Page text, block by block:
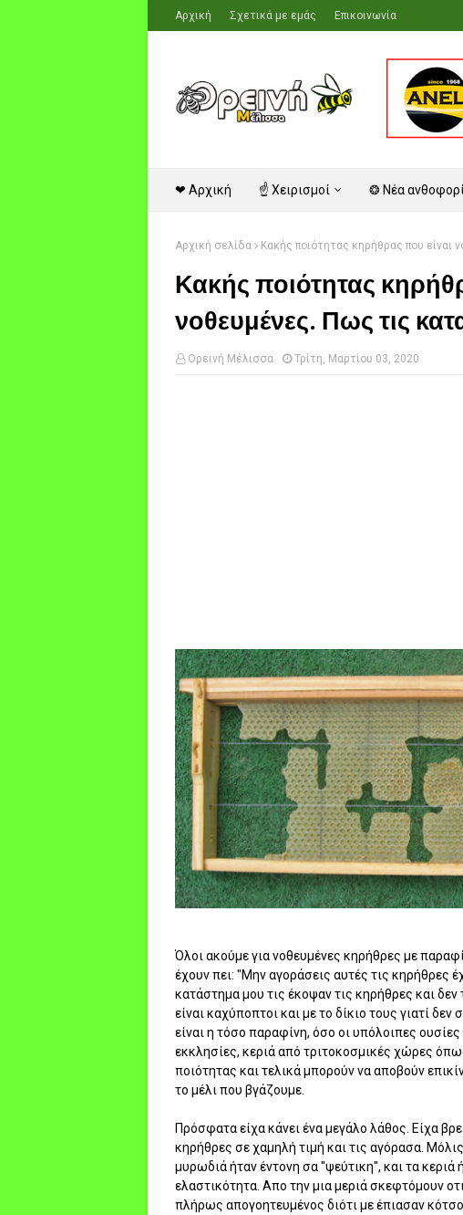
Αρχική Σχετικά με εμάς Επικοινωνία
❤ Αρχική ☝ Χειρισμοί ❂ Νέα
Αρχική σελίδα Κακής ποιότητας κηρήθρας που είναι
Κακής ποιότητας
νοθευμένες. Πως τις
Ορεινή Μέλισσα Τρίτη, Μαρτίου 03, 2020
Όλοι ακούμε για νοθευμένες κηρήθρες με
έχουν πει: "Μην αγοράσεις αυτές τις κηρήθρες
κατάστημα μου τις έκοψαν τις κηρήθρες και
είναι καχύποπτοι και με το δίκιο τους γιατί
είναι η τόσο παραφίνη, όσο οι υπόλοιπες
εκκλησίες, κεριά από τριτοκοσμικές χώρες
ποιότητας και τελικά μπορούν να αποβούν
το μέλι που βγάζουμε.
Πρόσφατα είχα κάνει ένα μεγάλο λάθος. Είχα
κηρήθρες σε χαμηλή τιμή και τις αγόρασα.
μυρωδιά ήταν έντονη σα "ψεύτικη", και τα
ελαστικότητα. Απο την μια μεριά σκεφτόμουν
πλήρως απογοητευμένος διότι με έπιασαν